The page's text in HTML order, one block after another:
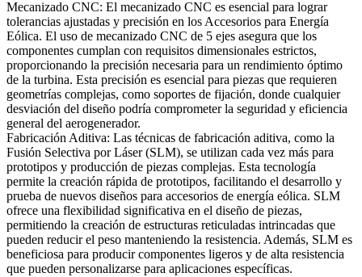
Mecanizado CNC: El mecanizado CNC es esencial para lograr
tolerancias ajustadas y precisión en los Accesorios para Energía
Eólica. El uso de mecanizado CNC de 5 ejes asegura que los
componentes cumplan con requisitos dimensionales estrictos,
proporcionando la precisión necesaria para un rendimiento óptimo
de la turbina. Esta precisión es esencial para piezas que requieren
geometrías complejas, como soportes de fijación, donde cualquier
desviación del diseño podría comprometer la seguridad y eficiencia
general del aerogenerador.
Fabricación Aditiva: Las técnicas de fabricación aditiva, como la
Fusión Selectiva por Láser (SLM), se utilizan cada vez más para
prototipos y producción de piezas complejas. Esta tecnología
permite la creación rápida de prototipos, facilitando el desarrollo y
prueba de nuevos diseños para accesorios de energía eólica. SLM
ofrece una flexibilidad significativa en el diseño de piezas,
permitiendo la creación de estructuras reticuladas intrincadas que
pueden reducir el peso manteniendo la resistencia. Además, SLM es
beneficiosa para producir componentes ligeros y de alta resistencia
que pueden personalizarse para aplicaciones específicas.